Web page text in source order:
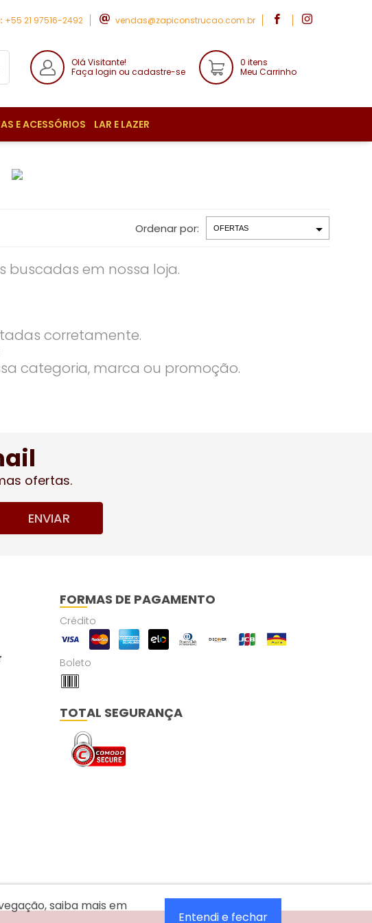
+55 21 97516-2492 vendas@zapiconstrucao.com.br
Olá Visitante!
Faça login ou cadastre-se
0 itens
Meu Carrinho
E ACESSÓRIOS LAR E LAZER
Ordenar por:
buscadas em nossa loja.
corretamente.
categoria, marca ou promoção.
ofertas.
ENVIAR
FORMAS DE PAGAMENTO
Crédito
Boleto
TOTAL SEGURANÇA
saiba mais em
Entendi e fechar